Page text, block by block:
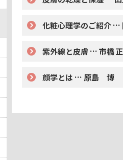
化粧心理学のご紹介 …
紫外線と皮膚 … 市橋
顔学とは … 原島 博